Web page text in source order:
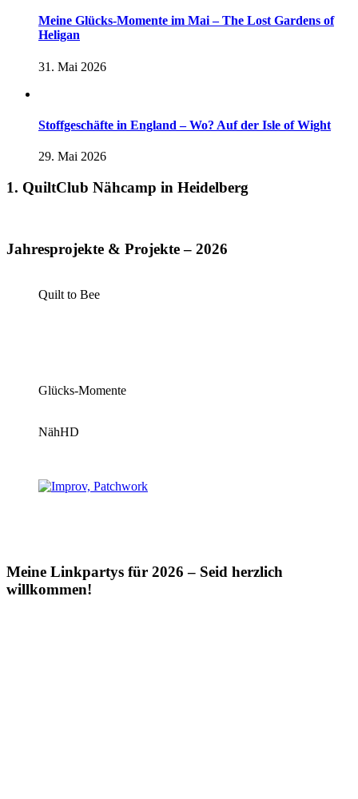
Meine Glücks-Momente im Mai – The Lost Gardens of
Heligan
31. Mai 2026
Stoffgeschäfte in England – Wo? Auf der Isle of Wight
29. Mai 2026
1. QuiltClub Nähcamp in Heidelberg
Jahresprojekte & Projekte – 2026
Quilt to Bee
Glücks-Momente
NähHD
Meine Linkpartys für 2026 – Seid herzlich
willkommen!